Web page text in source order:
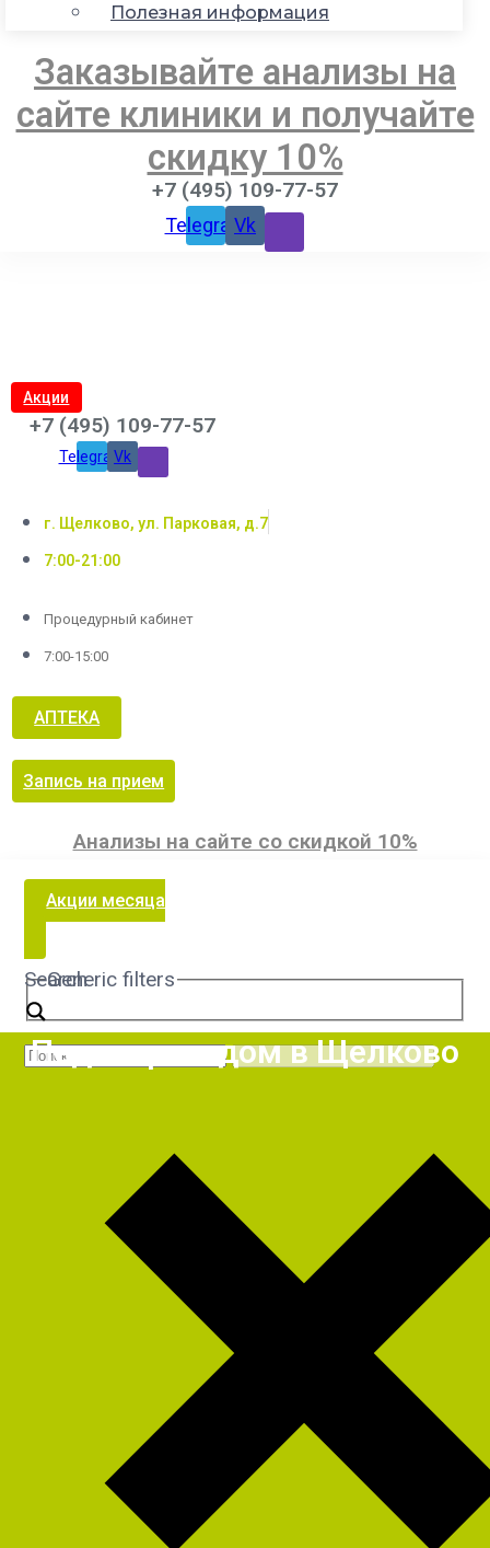
Полезная информация
Заказывайте анализы на
сайте клиники и получайте
скидку 10%
+7 (495) 109-77-57
TelegramVk
Акции
+7 (495) 109-77-57
TelegramVk
г. Щелково, ул. Парковая, д.7
7:00-21:00
Процедурный кабинет
7:00-15:00
АПТЕКА
Запись на прием
Анализы на сайте со скидкой 10%
Акции месяца
Search
Generic filters
Педиатр на дом в Щелково